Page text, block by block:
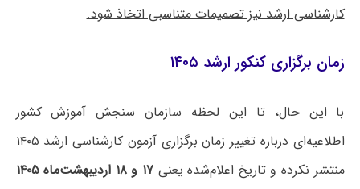
کارشناسی ارشد نیز تصمیمات متناسبی اتخاذ شود.
زمان برگزاری کنکور ارشد ۱۴۰۵
با این حال، تا این لحظه سازمان سنجش آموزش کشور
اطلاعیه‌ای درباره تغییر زمان برگزاری آزمون کارشناسی ارشد ۱۴۰۵
منتشر نکرده و تاریخ اعلام‌شده یعنی ۱۷ و ۱۸ اردیبهشت‌ماه ۱۴۰۵